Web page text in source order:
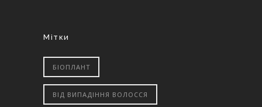
Мітки
БІОПЛАНТ
ВІД ВИПАДІННЯ ВОЛОССЯ